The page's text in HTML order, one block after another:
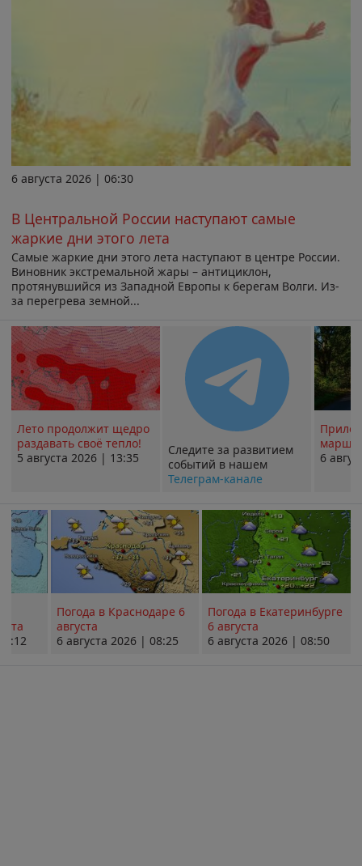
6 августа 2026 | 06:30
В Центральной России наступают самые
жаркие дни этого лета
Самые жаркие дни этого лета наступают в центре России.
Виновник экстремальной жары – антициклон,
протянувшийся из Западной Европы к берегам Волги. Из-
за перегрева земной...
Лето продолжит щедро
раздавать своё тепло!
5 августа 2026 | 13:35
Следите за развитием
событий в нашем
Телеграм-канале
6
Погода в Краснодаре 6
августа
6 августа 2026 | 08:25
Погода в Екатеринбурге
6 августа
6 августа 2026 | 08:50